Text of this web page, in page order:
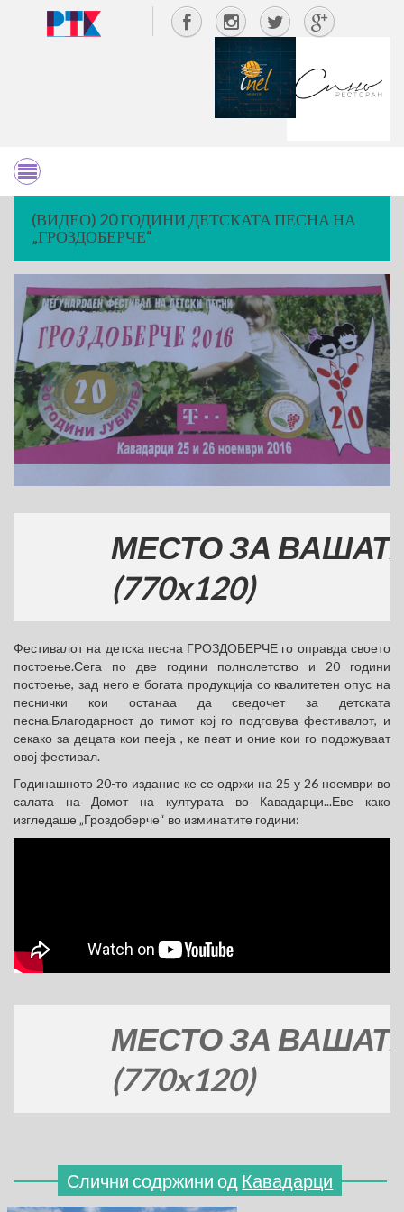
(ВИДЕО) 20 ГОДИНИ ДЕТСКАТА ПЕСНА НА
„ГРОЗДОБЕРЧЕ“
МЕСТО ЗА ВАШАТА
(770x120)
Фестивалот на детска песна ГРОЗДОБЕРЧЕ го оправда своето
постоење.Сега по две години полнолетство и 20 години
постоење, зад него е богата продукција со квалитетен опус на
песнички кои останаа да сведочет за детската
песна.Благодарност до тимот кој го подговува фестивалот, и
секако за децата кои пееја , ке пеат и оние кои го подржуваат
овој фестивал.
Годинашното 20-то издание ке се одржи на 25 у 26 ноември во
салата на Домот на културата во Кавадарци...Еве како
изгледаше „Гроздоберче“ во изминатите години:
МЕСТО ЗА ВАШАТА
(770x120)
Слични содржини од Кавадарци